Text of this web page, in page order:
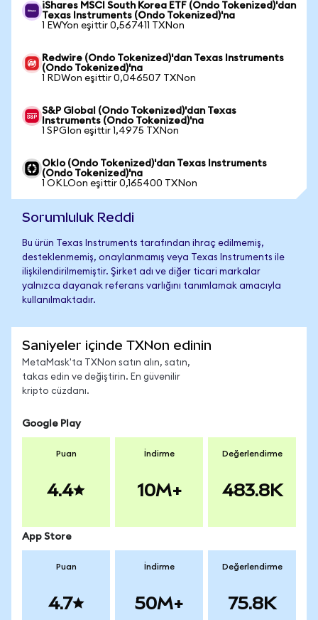
iShares MSCI South Korea ETF (Ondo Tokenized)'dan
Texas Instruments (Ondo Tokenized)'na
1 EWYon eşittir 0,567411 TXNon
Redwire (Ondo Tokenized)'dan Texas Instruments
(Ondo Tokenized)'na
1 RDWon eşittir 0,046507 TXNon
S&P Global (Ondo Tokenized)'dan Texas
Instruments (Ondo Tokenized)'na
1 SPGIon eşittir 1,4975 TXNon
Oklo (Ondo Tokenized)'dan Texas Instruments
(Ondo Tokenized)'na
1 OKLOon eşittir 0,165400 TXNon
Sorumluluk Reddi
Bu ürün Texas Instruments tarafından ihraç edilmemiş,
desteklenmemiş, onaylanmamış veya Texas Instruments ile
ilişkilendirilmemiştir. Şirket adı ve diğer ticari markalar
yalnızca dayanak referans varlığını tanımlamak amacıyla
kullanılmaktadır.
Saniyeler içinde TXNon edinin
MetaMask'ta TXNon satın alın, satın,
takas edin ve değiştirin. En güvenilir
kripto cüzdanı.
Google Play
Puan
4.4
İndirme
10M+
Değerlendirme
483.8K
App Store
Puan
4.7
İndirme
50M+
Değerlendirme
75.8K